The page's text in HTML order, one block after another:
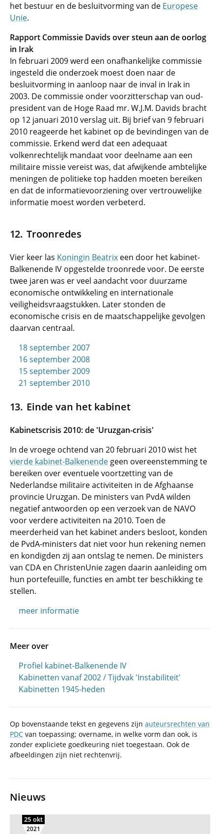
het bestuur en de besluitvorming van de Europese
Unie.
Rapport Commissie Davids over steun aan de oorlog
in Irak
In februari 2009 werd een onafhankelijke commissie
ingesteld die onderzoek moest doen naar de
besluitvorming in aanloop naar de inval in Irak in
2003. De commissie onder voorzitterschap van oud-
president van de Hoge Raad mr. W.J.M. Davids bracht
op 12 januari 2010 verslag uit. Bij brief van 9 februari
2010 reageerde het kabinet op de bevindingen van de
commissie. Erkend werd dat een adequaat
volkenrechtelijk mandaat voor deelname aan een
militaire missie vereist was, dat afwijkende ambtelijke
meningen de politieke top hadden moeten bereiken
en dat de informatievoorziening over vertrouwelijke
informatie moest worden verbeterd.
Troonredes
Vier keer las Koningin Beatrix een door het kabinet-
Balkenende IV opgestelde troonrede voor. De eerste
twee jaren was er veel aandacht voor duurzame
economische ontwikkeling en internationale
veiligheidsvraagstukken. Later stonden de
economische crisis en de maatschappelijke gevolgen
daarvan centraal.
18 september 2007
16 september 2008
15 september 2009
21 september 2010
Einde van het kabinet
Kabinetscrisis 2010: de 'Uruzgan-crisis'
In de vroege ochtend van 20 februari 2010 wist het
vierde kabinet-Balkenende geen overeenstemming te
bereiken over eventuele voortzetting van de
Nederlandse militaire activiteiten in de Afghaanse
provincie Uruzgan. De ministers van PvdA wilden
negatief antwoorden op een verzoek van de NAVO
voor verdere activiteiten na 2010. Toen de
meerderheid van het kabinet anders besloot, konden
de PvdA-ministers dat niet voor hun rekening nemen
en kondigden zij aan ontslag te nemen. De ministers
van CDA en ChristenUnie zagen daarin aanleiding om
hun portefeuille, functies en ambt ter beschikking te
stellen.
meer informatie
Meer over
Profiel kabinet-Balkenende IV
Kabinetten vanaf 2002 / Tijdvak 'Instabiliteit'
Kabinetten 1945-heden
Op bovenstaande tekst en gegevens zijn auteursrechten van
PDC van toepassing; overname, in welke vorm dan ook, is
zonder expliciete goedkeuring niet toegestaan. Ook de
afbeeldingen zijn niet rechtenvrij.
Nieuws
25 okt
2021